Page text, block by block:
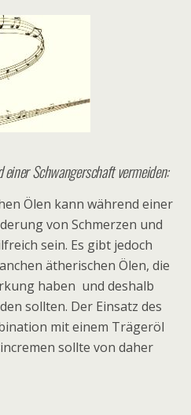
einer Schwangerschaft vermeiden:
Ölen kann während einer
von Schmerzen und
sein. Es gibt jedoch
ätherischen Ölen, die
haben und deshalb
sollten. Der Einsatz des
mit einem Trägeröl
sollte von daher